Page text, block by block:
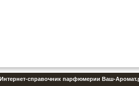
Интернет-справочник парфюмерии Ваш-